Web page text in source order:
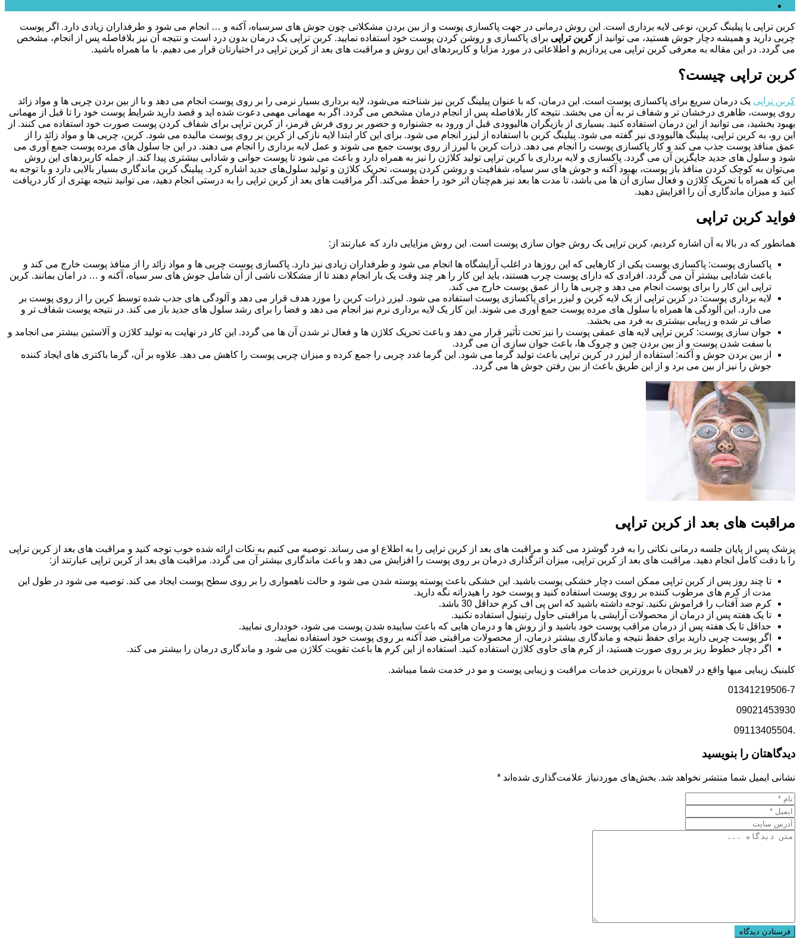
کربن تراپی یا پیلینگ کربن، نوعی لایه برداری است. این روش درمانی در جهت پاکسازی پوست و از بین بردن مشکلاتی چون جوش های سرسیاه، آکنه و … انجام می شود و طرفداران زیادی دارد. اگر پوست
چربی دارید و همیشه دچار جوش هستید، می توانید ازکربن تراپی برای پاکسازی و روشن کردن پوست خود استفاده نمایید. کربن تراپی یک درمان بدون درد است و نتیجه آن نیز بلافاصله پس از انجام، مشخص
می گردد. در این مقاله به معرفی کربن تراپی می‌ پردازیم و اطلاعاتی در مورد مزایا و کاربردهای این روش و مراقبت های بعد از کربن تراپی در اختیارتان قرار می‎ دهیم. با ما همراه باشید.
کربن تراپی چیست؟
کربن تراپی یک درمان سریع برای پاکسازی پوست است. این درمان، که با عنوان پیلینگ کربن نیز شناخته می‌شود، لایه برداری بسیار نرمی را بر روی پوست انجام می دهد و با از بین بردن چربی ها و مواد زائد
روی پوست، ظاهری درخشان تر و شفاف تر به آن می بخشد. نتیجه کار بلافاصله پس از انجام درمان مشخص می گردد. اگر به مهمانی مهمی دعوت شده اید و قصد دارید شرایط پوست خود را تا قبل از مهمانی
بهبود بخشید، می توانید از این درمان استفاده کنید. بسیاری از بازیگران هالیوودی قبل از ورود به جشنواره و حضور بر روی فرش قرمز، از کربن تراپی برای شفاف کردن پوست صورت خود استفاده می کنند. از
این رو­، به کربن تراپی، پیلینگ هالیوودی نیز گفته می شود. پیلینگ کربن با استفاده از لیزر انجام می شود. برای این کار ابتدا لایه نازکی از کربن بر روی پوست مالیده می شود. کربن، چربی ها و مواد زائد را از
عمق منافذ پوست جذب می کند و کار پاکسازی پوست را انجام می دهد. ذرات کربن با لیرز از روی پوست جمع می شوند و عمل لایه برداری را انجام می دهند. در این جا سلول های مرده پوست جمع آوری می
شود و سلول های جدید جایگزین آن می گردد. پاکسازی و لایه برداری با کربن تراپی تولید کلاژن را نیز به همراه دارد و باعث می شود تا پوست جوانی و شادابی بیشتری پیدا کند. از جمله کاربردهای این روش
می‌توان به کوچک کردن منافذ باز پوست، بهبود آکنه و جوش های سر سیاه، شفافیت و روشن کردن پوست، تحریک کلاژن و تولید سلول‌های جدید اشاره کرد. پیلینگ کربن ماندگاری بسیار بالایی دارد و با توجه به
این که همراه با تحریک کلاژن و فعال سازی آن ها می باشد، تا مدت ها بعد نیز هم‌چنان اثر خود را حفظ می‌کند. اگر مراقبت های بعد از کربن تراپی را به درستی انجام دهید، می توانید نتیجه بهتری از کار دریافت
کنید و میزان ماندگاری آن را افزایش دهید.
فواید کربن تراپی
همان‎طور که در بالا به آن اشاره کردیم، کربن تراپی یک روش جوان سازی پوست است. این روش مزایایی دارد که عبارتند از:
پاکسازی پوست: پاکسازی پوست یکی از کارهایی که این روزها در اغلب آرایشگاه ها انجام می شود و طرفداران زیادی نیز دارد. پاکسازی پوست چربی ها و مواد زائد را از منافذ پوست خارج می کند و
باعث شادابی بیشتر آن می گردد. افرادی که دارای پوست چرب هستند، باید این کار را هر چند وقت یک بار انجام دهند تا از مشکلات ناشی از آن شامل جوش های سر سیاه، آکنه و … در امان بمانند. کربن
تراپی این کار را برای پوست انجام می دهد و چربی ها را از عمق پوست خارج می کند.
لایه برداری پوست: در کربن تراپی از یک لایه کربن و لیزر برای پاکسازی پوست استفاده می شود. لیزر ذرات کربن را مورد هدف قرار می دهد و آلودگی های جذب شده توسط کربن را از روی پوست بر
می دارد. این آلودگی ها همراه با سلول های مرده پوست جمع آوری می ‌‌شوند. این کار یک لایه برداری نرم نیز انجام می دهد و فضا را برای رشد سلول های جدید باز می کند. در نتیجه پوست شفاف تر و
صاف تر شده و زیبایی بیشتری به فرد می بخشد.
جوان سازی پوست: کربن تراپی لایه های عمقی پوست را نیز تحت تأثیر قرار می دهد و باعث تحریک کلاژن ها و فعال تر شدن آن ها می گردد. این کار در نهایت به تولید کلاژن و آلاستین بیشتر می انجامد و
با سفت شدن پوست و از بین بردن چین و چروک ها، باعث جوان سازی آن می گردد.
از بین بردن جوش و آکنه: استفاده از لیزر در کربن تراپی باعث تولید گرما می شود. این گرما غدد چربی را جمع کرده و میزان چربی پوست را کاهش می دهد. علاوه بر آن، گرما باکتری های ایجاد کننده
جوش را نیز از بین می برد و از این طریق باعث از بین رفتن جوش ها می گردد.
مراقبت های بعد از کربن تراپی
پزشک پس از پایان جلسه درمانی نکاتی را به فرد گوشزد می کند و مراقبت های بعد از کربن تراپی را به اطلاع او می رساند. توصیه می کنیم به نکات ارائه شده خوب توجه کنید و مراقبت های بعد از کربن تراپی
را با دقت کامل انجام دهید. مراقبت های بعد از کربن تراپی، میزان اثرگذاری درمان بر روی پوست را افزایش می دهد و باعث ماندگاری بیشتر آن می گردد. مراقبت های بعد از کربن تراپی عبارتند از:
تا چند روز پس از کربن تراپی ممکن است دچار خشکی پوست باشید. این خشکی باعث پوسته پوسته شدن می شود و حالت ناهمواری را بر روی سطح پوست ایجاد می کند. توصیه می شود در طول این
مدت از کرم های مرطوب کننده بر روی پوست استفاده کنید و پوست خود را هیدراته نگه دارید.
کرم ضد آفتاب را فراموش نکنید. توجه داشته باشید که اس پی اف کرم حداقل 30 باشد.
تا یک هفته پس از درمان از محصولات آرایشی یا مراقبتی حاول رتینول استفاده نکنید.
حداقل تا یک هفته پس از درمان مراقب پوست خود باشید و از روش ها و درمان هایی که باعث ساییده شدن پوست می شود، خودداری نمایید.
اگر پوست چربی دارید برای حفظ نتیجه و ماندگاری بیشتر درمان، از محصولات مراقبتی ضد آکنه بر روی پوست خود استفاده نمایید.
اگر دچار خطوط ریز بر روی صورت هستید، از کرم های حاوی کلاژن استفاده کنید. استفاده از این کرم ها باعث تقویت کلاژن می شود و ماندگاری درمان را بیشتر می کند.
کلینیک زیبایی میها واقع در لاهیجان با بروزترین خدمات مراقبت و زیبایی پوست و مو در خدمت شما میباشد.
01341219506-7
09021453930
.09113405504
دیدگاهتان را بنویسید
نشانی ایمیل شما منتشر نخواهد شد. بخش‌های موردنیاز علامت‌گذاری شده‌اند *